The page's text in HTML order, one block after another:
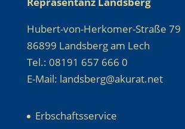
Hubert-von-Herkomer-Straße 79
86899 Landsberg am Lech
Tel.: 08191 657 666 0
E-Mail: landsberg@akurat.net
Erbschaftsservice